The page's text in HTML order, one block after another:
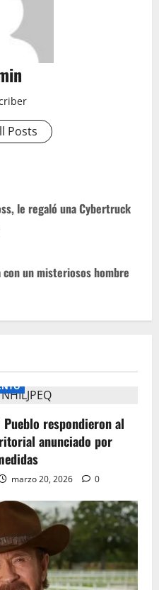
Posts
le regaló una Cybertruck
un misteriosos hombre
Pueblo respondieron al
anunciado por
marzo 20, 2026 0